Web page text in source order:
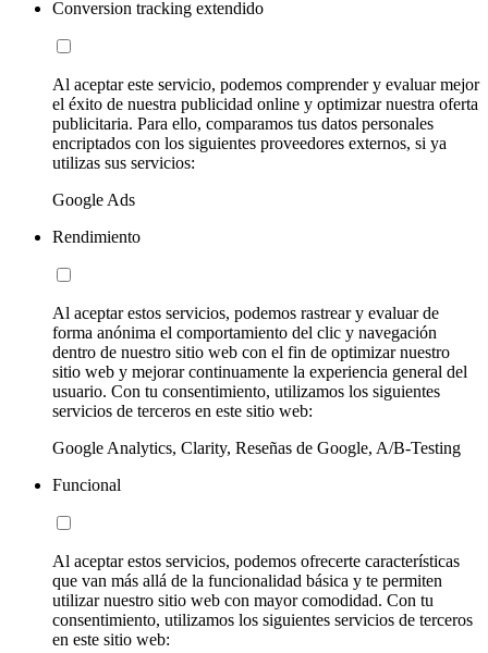
Conversion tracking extendido
Al aceptar este servicio, podemos comprender y evaluar mejor
el éxito de nuestra publicidad online y optimizar nuestra oferta
publicitaria. Para ello, comparamos tus datos personales
encriptados con los siguientes proveedores externos, si ya
utilizas sus servicios:
Google Ads
Rendimiento
Al aceptar estos servicios, podemos rastrear y evaluar de
forma anónima el comportamiento del clic y navegación
dentro de nuestro sitio web con el fin de optimizar nuestro
sitio web y mejorar continuamente la experiencia general del
usuario. Con tu consentimiento, utilizamos los siguientes
servicios de terceros en este sitio web:
Google Analytics, Clarity, Reseñas de Google, A/B-Testing
Funcional
Al aceptar estos servicios, podemos ofrecerte características
que van más allá de la funcionalidad básica y te permiten
utilizar nuestro sitio web con mayor comodidad. Con tu
consentimiento, utilizamos los siguientes servicios de terceros
en este sitio web: